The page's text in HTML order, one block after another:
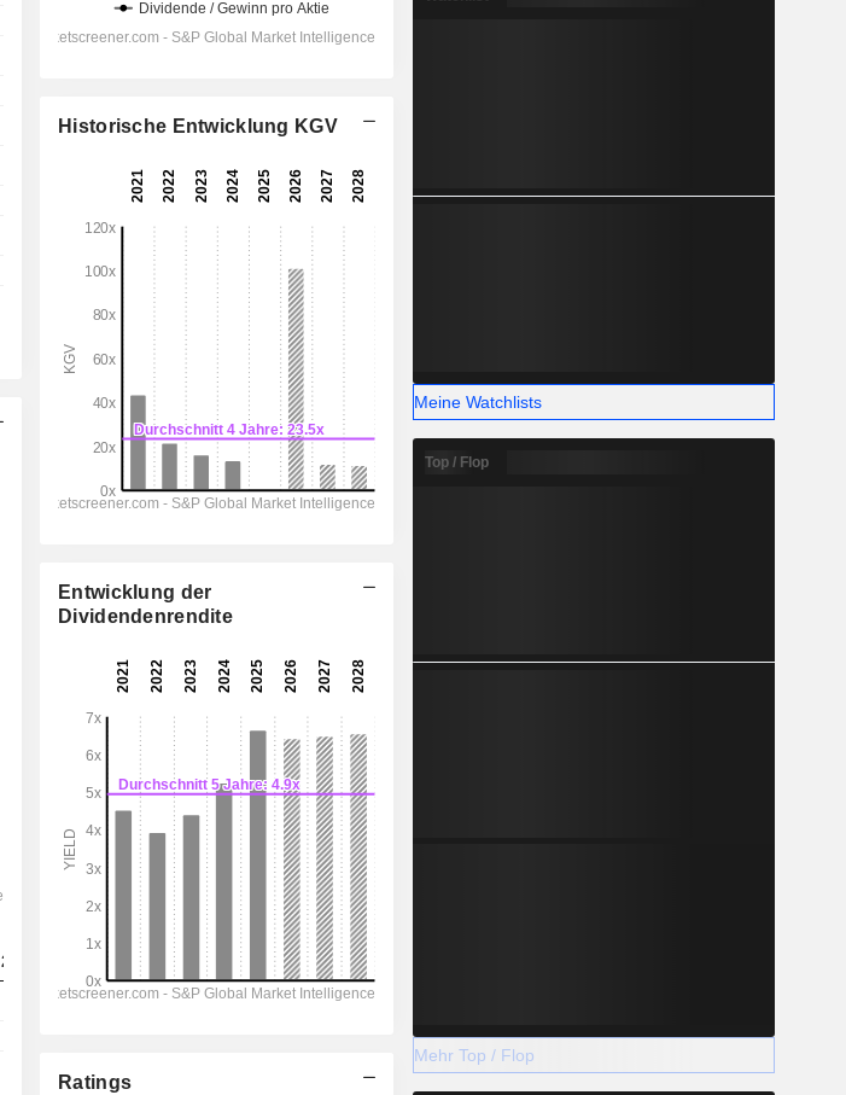
1,38 %
-947 -893,5 -837,3 -816
-3.906 3.168 3.298
28,26 % 181,1 % 4,1 %
-1.578 2.471
73,01 % 256,61 %
-
2025 2026 2027 2028
18.604 16.997 16.394 15.817
11.02.26
Historische Entwicklung KGV
Entwicklung der
Dividendenrendite
Ratings
Meine Watchlists
Top / Flop
Mehr Top / Flop